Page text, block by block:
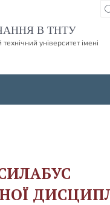
В ТНТУ
університет імені